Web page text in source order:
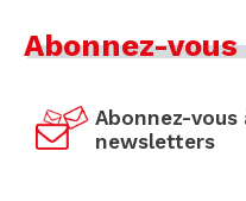
Abonnez-vous
Abonnez-vous
newsletters